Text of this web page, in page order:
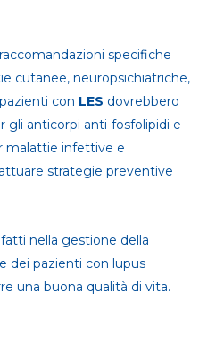
specifiche
cutanee, neuropsichiatriche,
con LES dovrebbero
gli anticorpi anti-fosfolipidi e
malattie infettive e
strategie preventive
nella gestione della
dei pazienti con lupus
una buona qualità di vita.